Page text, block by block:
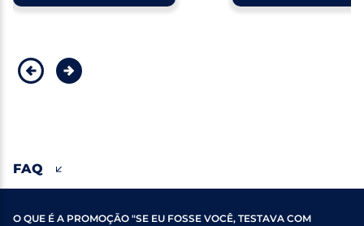
FAQ
O QUE É A PROMOÇÃO "SE EU FOSSE VOCÊ, TESTAVA COM